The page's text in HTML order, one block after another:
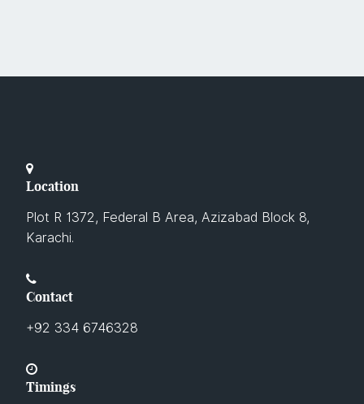
Location
Plot R 1372, Federal B Area, Azizabad Block 8,
Karachi.
Contact
+92 334 6746328
Timings